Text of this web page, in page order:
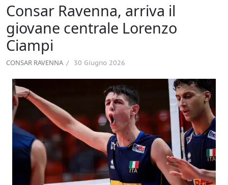
Consar Ravenna, arriva il
giovane centrale Lorenzo
Ciampi
CONSAR RAVENNA 30 Giugno 2026